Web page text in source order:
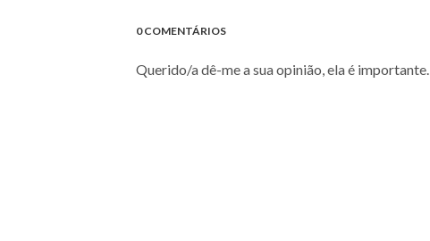
0 COMENTÁRIOS
Querido/a dê-me a sua opinião, ela é importante.